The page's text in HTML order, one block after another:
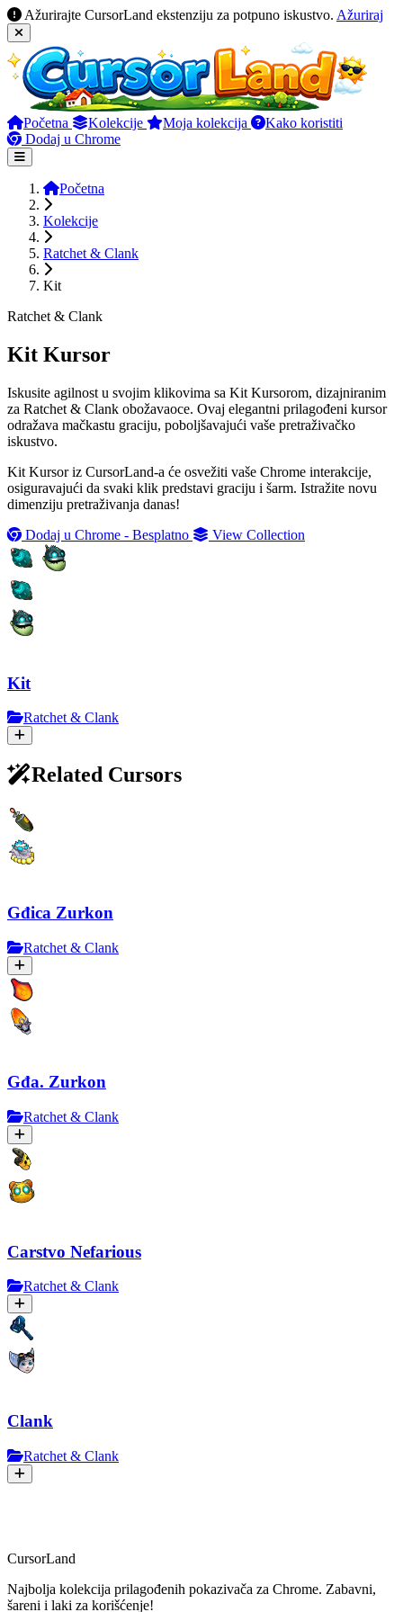
Ažurirajte CursorLand ekstenziju za potpuno iskustvo. Ažuriraj
Početna Kolekcije Moja kolekcija
Kako koristiti
Dodaj u Chrome
Početna
Kolekcije
Ratchet & Clank
Kit
Ratchet & Clank
Kit Kursor
Iskusite agilnost u svojim klikovima sa Kit Kursorom, dizajniranim
za Ratchet & Clank obožavaoce. Ovaj elegantni prilagođeni kursor
odražava mačkastu graciju, poboljšavajući vaše pretraživačko
iskustvo.
Kit Kursor iz CursorLand-a će osvežiti vaše Chrome interakcije,
osiguravajući da svaki klik predstavi graciju i šarm. Istražite novu
dimenziju pretraživanja danas!
Dodaj u Chrome - Besplatno
View Collection
Kit
Ratchet & Clank
Related Cursors
Gđica Zurkon
Ratchet & Clank
Gđa. Zurkon
Ratchet & Clank
Carstvo Nefarious
Ratchet & Clank
Clank
Ratchet & Clank
CursorLand
Najbolja kolekcija prilagođenih pokazivača za Chrome. Zabavni,
šareni i laki za korišćenje!